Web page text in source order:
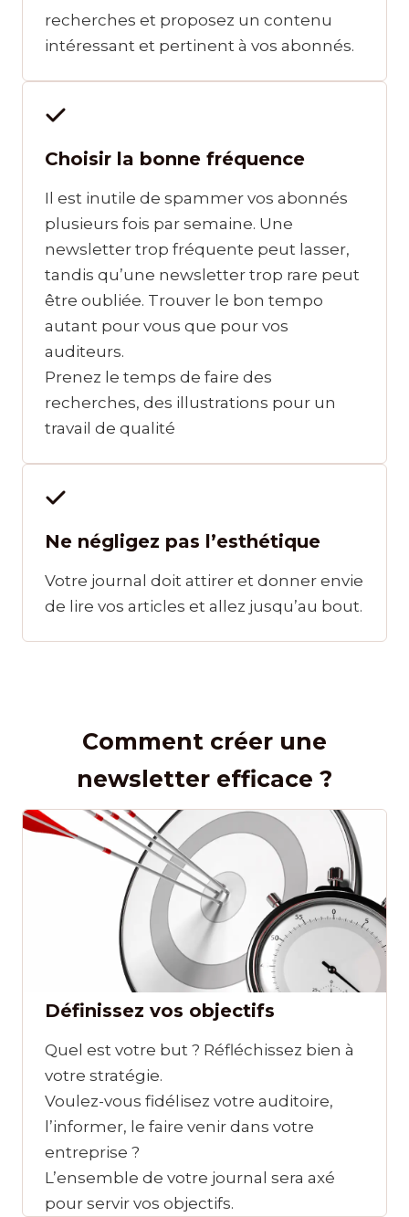
recherches et proposez un contenu
intéressant et pertinent à vos abonnés.
Choisir la bonne fréquence
Il est inutile de spammer vos abonnés
plusieurs fois par semaine. Une
newsletter trop fréquente peut lasser,
tandis qu’une newsletter trop rare peut
être oubliée. Trouver le bon tempo
autant pour vous que pour vos
auditeurs.
Prenez le temps de faire des
recherches, des illustrations pour un
travail de qualité
Ne négligez pas l’esthétique
Votre journal doit attirer et donner envie
de lire vos articles et allez jusqu’au bout.
Comment créer une
newsletter efficace ?
Définissez vos objectifs
Quel est votre but ? Réfléchissez bien à
votre stratégie.
Voulez-vous fidélisez votre auditoire,
l’informer, le faire venir dans votre
entreprise ?
L’ensemble de votre journal sera axé
pour servir vos objectifs.